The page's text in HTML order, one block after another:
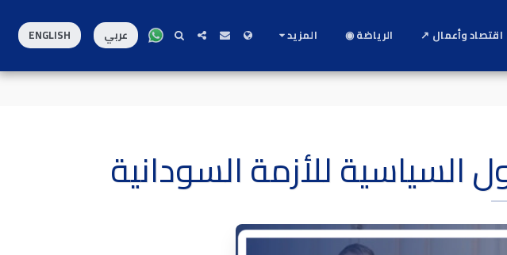
اقتصاد وأعمال ↗ الرياضة ◉ المزيد عربي ENGLISH
للأزمة السودانية